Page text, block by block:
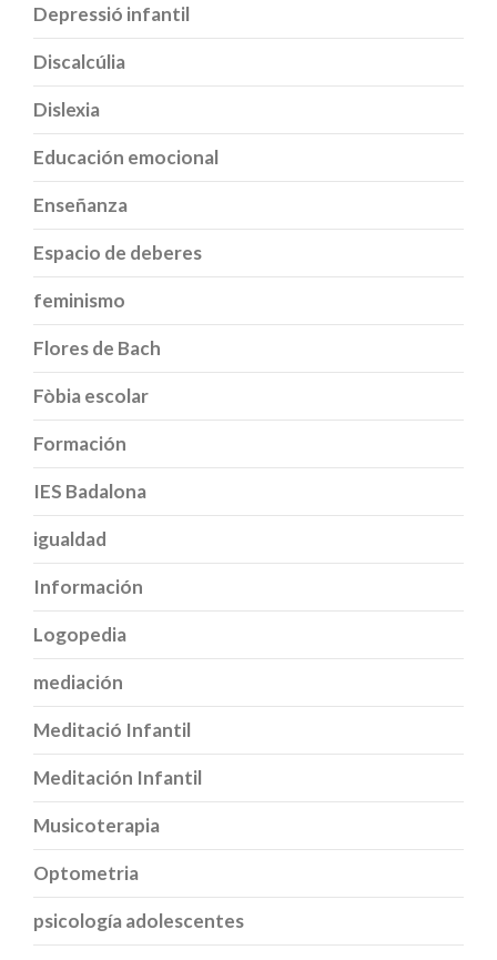
Depressió infantil
Discalcúlia
Dislexia
Educación emocional
Enseñanza
Espacio de deberes
feminismo
Flores de Bach
Fòbia escolar
Formación
IES Badalona
igualdad
Información
Logopedia
mediación
Meditació Infantil
Meditación Infantil
Musicoterapia
Optometria
psicología adolescentes